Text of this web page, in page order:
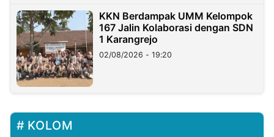
KKN Berdampak UMM Kelompok
167 Jalin Kolaborasi dengan SDN
1 Karangrejo
02/08/2026 - 19:20
KOLOM